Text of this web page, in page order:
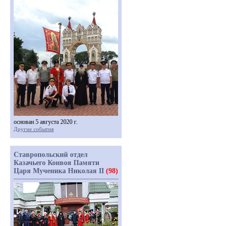
основан 5 августа 2020 г.
Другие события
Ставропольский отдел
Казачьего Конвоя Памяти
Царя Мученика Николая II (98)